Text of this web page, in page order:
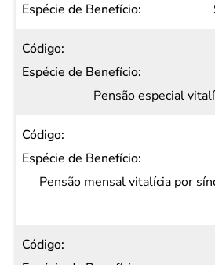
Pensão especial
Pensão mensal vitalícia por